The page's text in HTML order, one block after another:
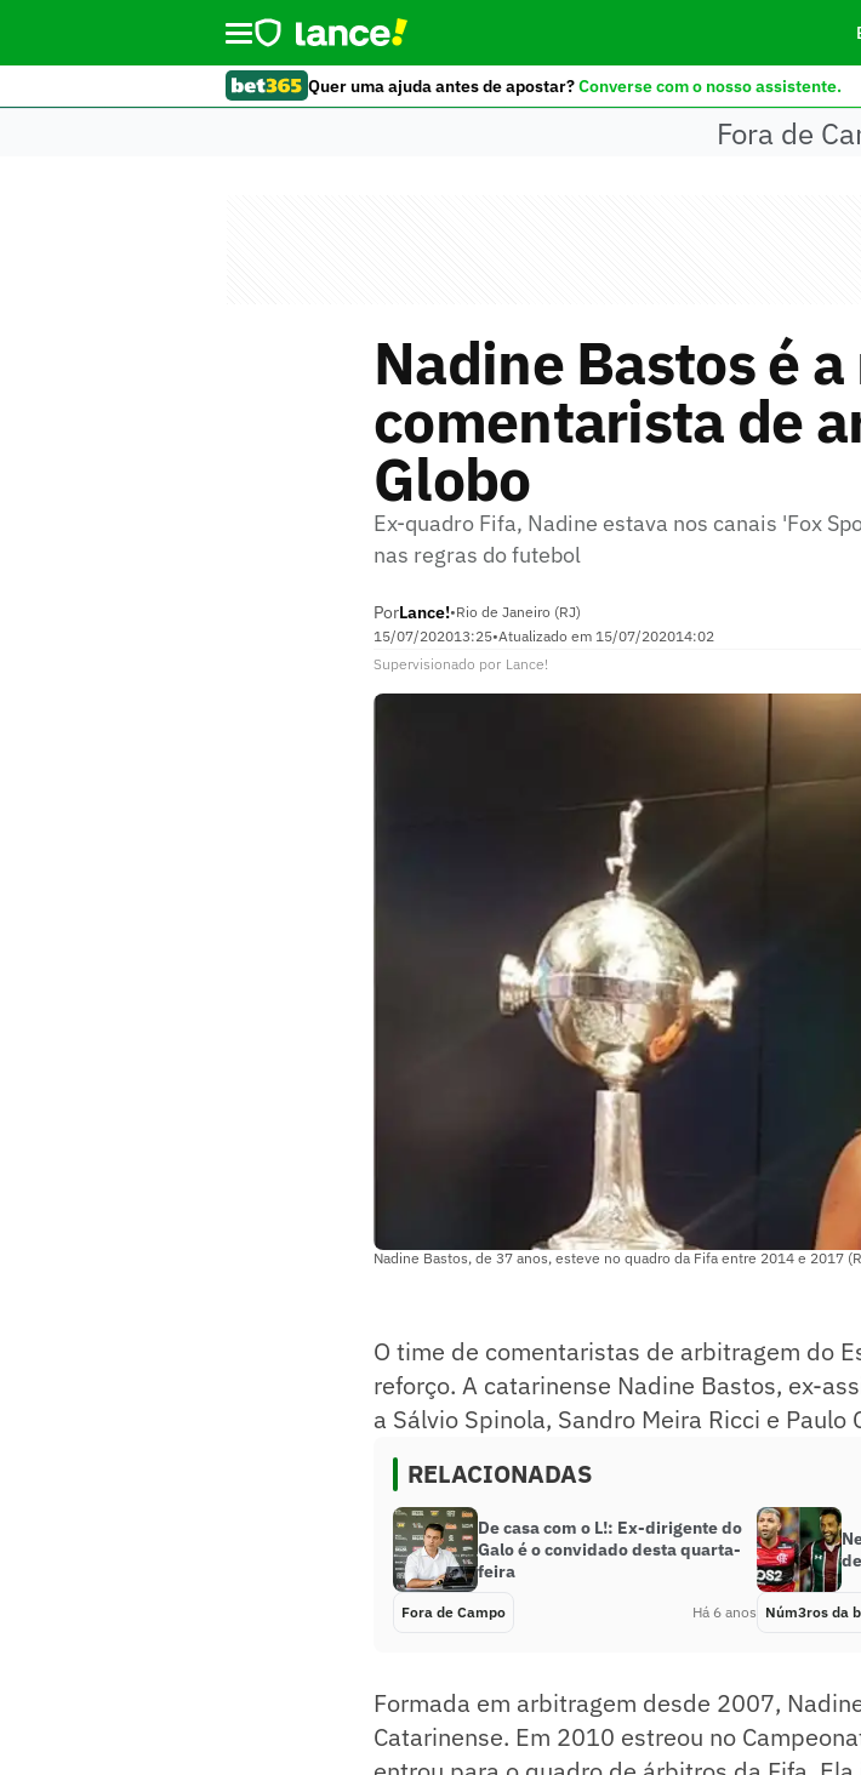
Quer uma ajuda antes de apostar?Converse com o nosso assistente.
Fora de
Nadine Bastos é
comentarista de
Globo
Ex-quadro Fifa, Nadine estava nos canais 'Fox
nas regras do futebol
PorLance!•Rio de Janeiro (RJ)
15/07/202013:25•Atualizado em 15/07/202014:02
Supervisionado por Lance!
Nadine Bastos, de 37 anos, esteve no quadro da Fifa entre 2014 e 2017
O time de comentaristas de arbitragem do
reforço. A catarinense Nadine Bastos, ex-
a Sálvio Spinola, Sandro Meira Ricci e
RELACIONADAS
De casa com o L!: Ex-dirigente do
Galo é o convidado desta quarta-
feira
Fora de Campo Há 6 anos Núm3ros da
Formada em arbitragem desde 2007,
Catarinense. Em 2010 estreou no